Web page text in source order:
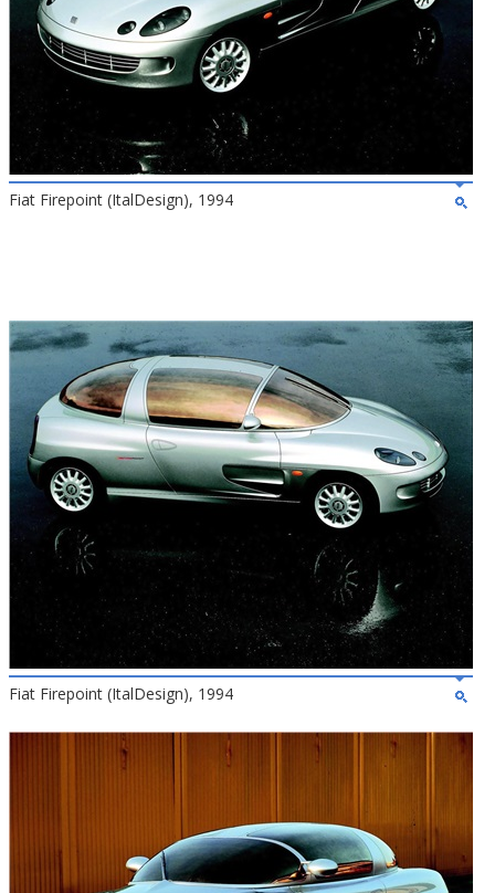
Fiat Firepoint (ItalDesign), 1994
Fiat Firepoint (ItalDesign), 1994